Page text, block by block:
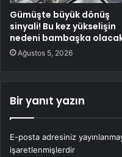
Gümüşte büyük dönüş
sinyali! Bu kez yükselişin
nedeni bambaşka
Ağustos 5, 2026
Bir yanıt yazın
E-posta adresiniz
işaretlenmişlerdir